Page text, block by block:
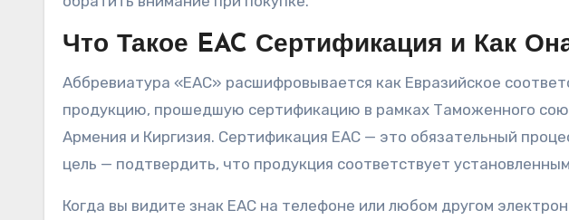
Что Такое EAC Сертификация и Как
Аббревиатура «EAC» расшифровывается как Евразийское
продукцию, прошедшую сертификацию в рамках Таможенного
Армения и Киргизия. Сертификация EAC — это обязательный
цель — подтвердить, что продукция соответствует
Когда вы видите знак EAC на телефоне или любом другом